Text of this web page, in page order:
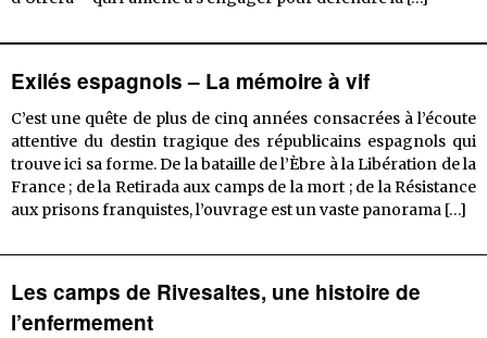
dans
la
guerre
Exilés espagnols – La mémoire à vif
C’est une quête de plus de cinq années consacrées à l’écoute
attentive du destin tragique des républicains espagnols qui
trouve ici sa forme. De la bataille de l’Èbre à la Libération de la
France ; de la Retirada aux camps de la mort ; de la Résistance
aux prisons franquistes, l’ouvrage est un vaste panorama […]
–
Les camps de Rivesaltes, une histoire de
l’enfermement